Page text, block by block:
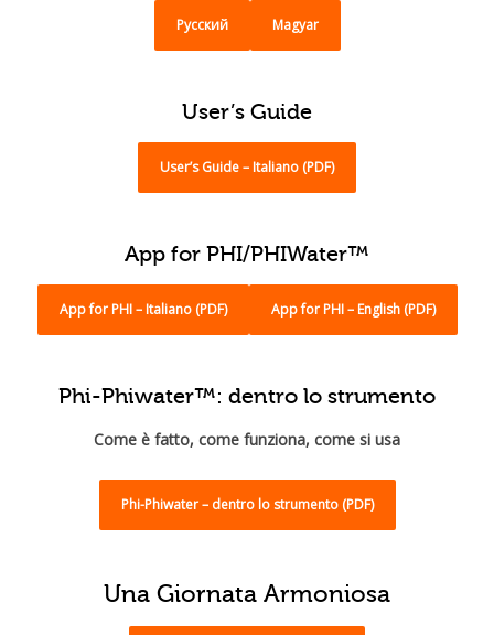
Pусский Magyar
User’s Guide
User’s Guide – Italiano (PDF)
App for PHI/PHIWater™
App for PHI – Italiano (PDF) App for PHI – English (PDF)
Phi-Phiwater™: dentro lo strumento
Come è fatto, come funziona, come si usa
Phi-Phiwater – dentro lo strumento (PDF)
Una Giornata Armoniosa